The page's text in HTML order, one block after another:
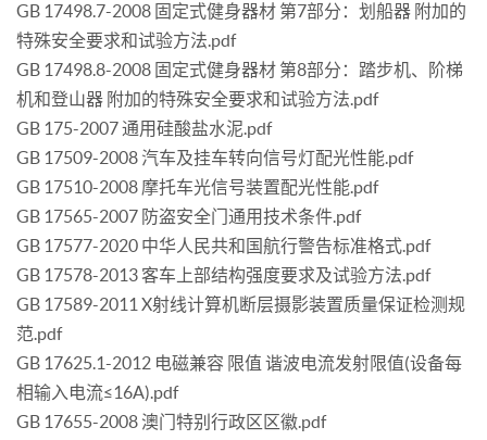
GB 17498.7-2008 固定式健身器材 第7部分：划船器 附加的
特殊安全要求和试验方法.pdf
GB 17498.8-2008 固定式健身器材 第8部分：踏步机、阶梯
机和登山器 附加的特殊安全要求和试验方法.pdf
GB 175-2007 通用硅酸盐水泥.pdf
GB 17509-2008 汽车及挂车转向信号灯配光性能.pdf
GB 17510-2008 摩托车光信号装置配光性能.pdf
GB 17565-2007 防盗安全门通用技术条件.pdf
GB 17577-2020 中华人民共和国航行警告标准格式.pdf
GB 17578-2013 客车上部结构强度要求及试验方法.pdf
GB 17589-2011 X射线计算机断层摄影装置质量保证检测规
范.pdf
GB 17625.1-2012 电磁兼容 限值 谐波电流发射限值(设备每
相输入电流≤16A).pdf
GB 17655-2008 澳门特别行政区区徽.pdf